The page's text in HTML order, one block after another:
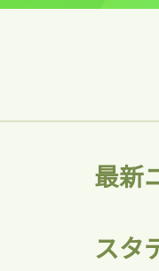
最新
スタ